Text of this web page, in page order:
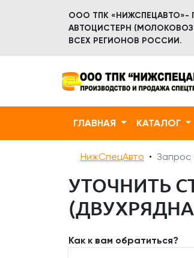
ООО ТПК «НИЖСПЕЦАВТО»-
АВТОЦИСТЕРН
ВСЕХ РЕГИОНОВ РОССИИ.
ГЛАВНАЯ КАТАЛОГ
НижСпецАвто Запрос
УТОЧНИТЬ
Как к вам обратиться?